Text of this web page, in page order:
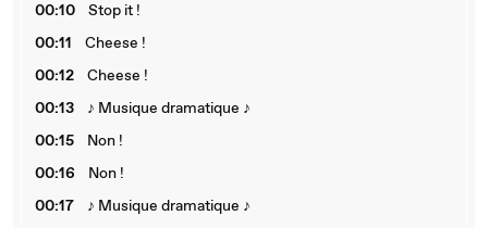
00:10
Stop it !
00:11
Cheese !
00:12
Cheese !
00:13
♪ Musique dramatique ♪
00:15
Non !
00:16
Non !
00:17
♪ Musique dramatique ♪